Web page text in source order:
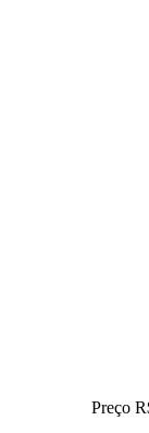
Preço